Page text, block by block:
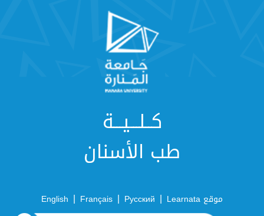
كــلـــيـــة
طب الأسنان
موقع Learnata |
Русский
|
Français
|
English